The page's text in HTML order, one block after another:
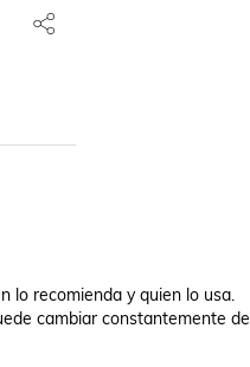
lo recomienda y quien lo usa.
cambiar constantemente